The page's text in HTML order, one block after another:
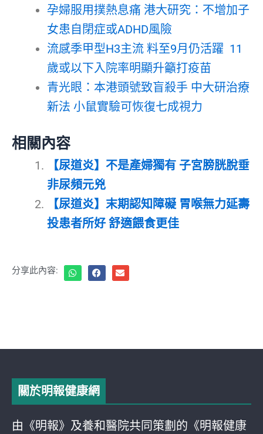
孕婦服用撲熱息痛 港大研究：不增加子
女患自閉症或ADHD風險
流感季甲型H3主流 料至9月仍活躍 11
歲或以下入院率明顯升籲打疫苗
青光眼：本港頭號致盲殺手 中大研治療
新法 小鼠實驗可恢復七成視力
相關內容
【尿道炎】不是產婦獨有 子宮膀胱脫垂
非尿頻元兇
【尿道炎】末期認知障礙 胃喉無力延壽
投患者所好 舒適餵食更佳
分享此內容:
關於明報健康網
由《明報》及養和醫院共同策劃的《明報健康